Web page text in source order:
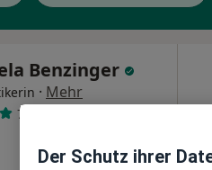
Benzinger
· Mehr
77 Bewertungen
Der Schutz ihrer